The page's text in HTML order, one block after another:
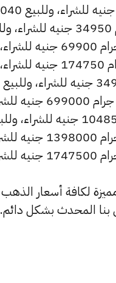
المحدث بشكل دائم.